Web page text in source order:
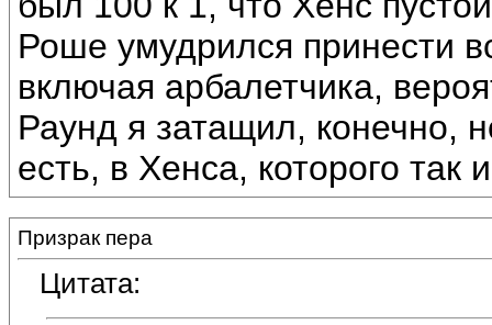
Роше умудрился принести
включая арбалетчика,
Раунд я затащил, конечно,
есть, в Хенса, которого так
Призрак пера
Цитата: